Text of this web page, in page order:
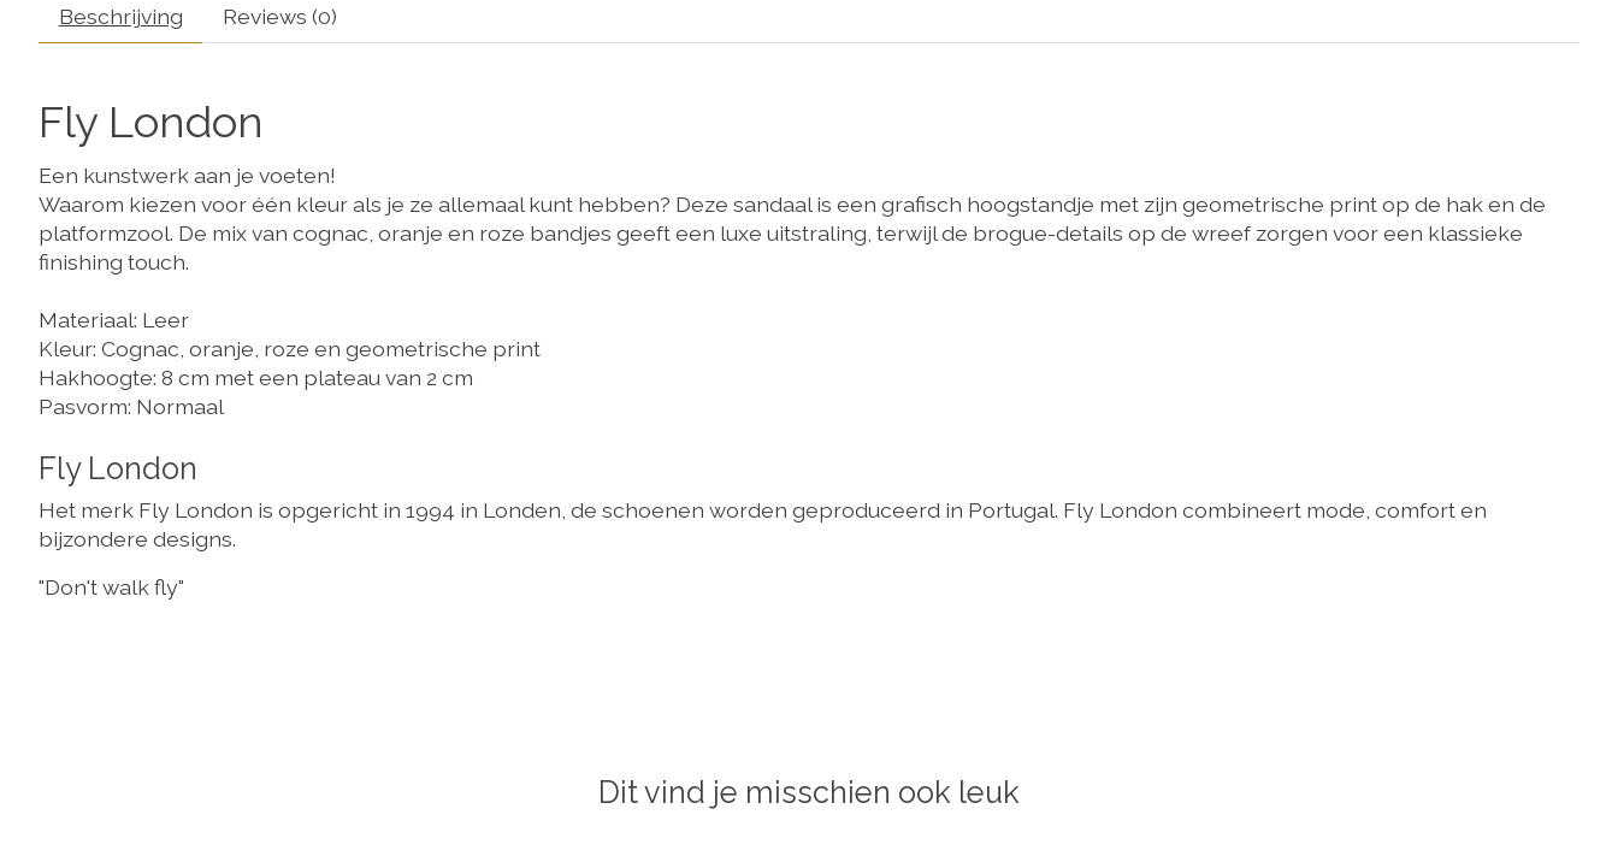
Beschrijving Reviews (0)
Fly London
Een kunstwerk aan je voeten!
Waarom kiezen voor één kleur als je ze allemaal kunt hebben? Deze sandaal is een grafisch hoogstandje met zijn geometrische print op de hak en de
platformzool. De mix van cognac, oranje en roze bandjes geeft een luxe uitstraling, terwijl de brogue-details op de wreef zorgen voor een klassieke
finishing touch.
​Materiaal: Leer
Kleur: Cognac, oranje, roze en geometrische print
Hakhoogte: 8 cm met een plateau van 2 cm
Pasvorm: Normaal
Fly London
Het merk Fly London is opgericht in 1994 in Londen, de schoenen worden geproduceerd in Portugal. Fly London combineert mode, comfort en
bijzondere designs.
"Don't walk fly"
Dit vind je misschien ook leuk